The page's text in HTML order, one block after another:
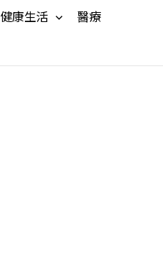
健康生活
醫療